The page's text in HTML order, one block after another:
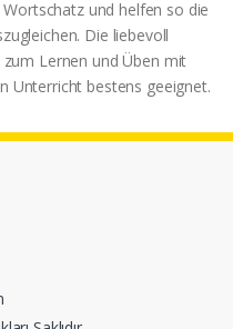
und helfen so die
Die liebevoll
Lernen und Üben mit
Unterricht bestens geeignet.